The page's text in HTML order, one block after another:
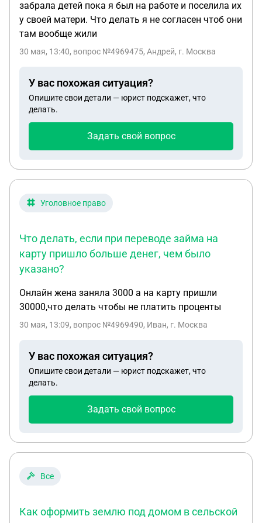
забрала детей пока я был на работе и поселила их
у своей матери. Что делать я не согласен чтоб они
там вообще жили
30 мая, 13:40, вопрос №4969475, Андрей, г. Москва
У вас похожая ситуация?
Опишите свои детали — юрист подскажет, что
делать.
Задать свой вопрос
Уголовное право
Что делать, если при переводе займа на
карту пришло больше денег, чем было
указано?
Онлайн жена заняла 3000 а на карту пришли
30000,что делать чтобы не платить проценты
30 мая, 13:09, вопрос №4969490, Иван, г. Москва
У вас похожая ситуация?
Опишите свои детали — юрист подскажет, что
делать.
Задать свой вопрос
Все
Как оформить землю под домом в сельской